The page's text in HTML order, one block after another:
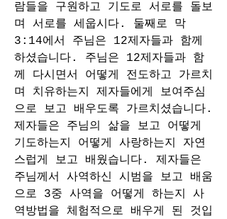
람들을 구원하고 기도로 서로를 돌보
며 서로를 세웁시다. 둘째로 막
3:14에서 주님은 12제자들과 함께
하셨습니다. 주님은 12제자들과 함
께 다시면서 어떻게 전도하고 가르치
며 치유하는지 제자들에게 보여주심
으로 보고 배우도록 가르치셨습니다.
제자들은 주님의 삶을 보고 어떻게
기도하는지 어떻게 사랑하는지 자연
스럽게 보고 배웠습니다. 제자들은
주님께서 사역하신 시범을 보고 배움
으로 3중 사역을 어떻게 하는지 사
역방법을 체험적으로 배우게 된 것입